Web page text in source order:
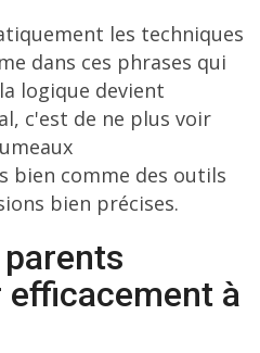
les techniques
dans ces phrases qui
logique devient
c'est de ne plus voir
bien comme des outils
bien précises.
efficacement à